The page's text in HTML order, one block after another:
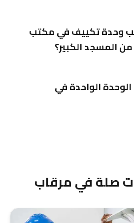
وتعقيد التمديدات.
وحدة تكييف في مكتب
المسجد الكبير؟
معتمدون ولديهم خبرة في
الحكومية والمؤسسات
الواحدة في
صلة في مرقاب